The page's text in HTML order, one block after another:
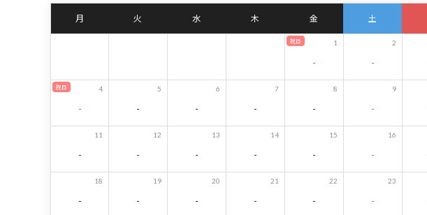
月 火 水 木 金 土
祝日 1
-
2
-
祝日 4
-
5
-
6
-
7
-
8
-
9
-
11
-
12
-
13
-
14
-
15
-
16
-
18
-
19
-
20
-
21
-
22
-
23
-